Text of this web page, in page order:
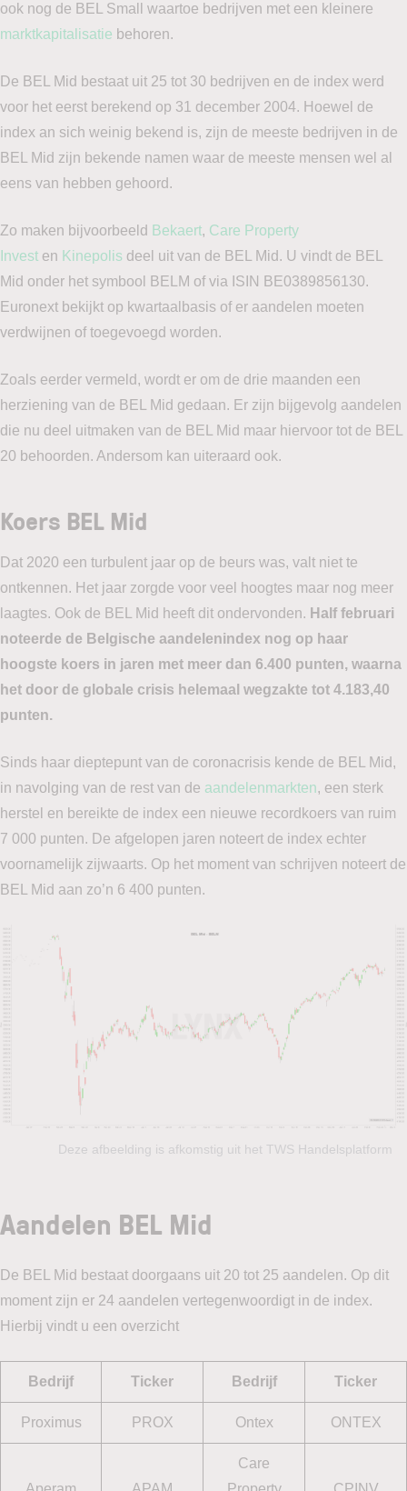
ook nog de BEL Small waartoe bedrijven met een kleinere
marktkapitalisatie behoren.
De BEL Mid bestaat uit 25 tot 30 bedrijven en de index werd
voor het eerst berekend op 31 december 2004. Hoewel de
index an sich weinig bekend is, zijn de meeste bedrijven in de
BEL Mid zijn bekende namen waar de meeste mensen wel al
eens van hebben gehoord.
Zo maken bijvoorbeeld Bekaert, Care Property
Invest en Kinepolis deel uit van de BEL Mid. U vindt de BEL
Mid onder het symbool BELM of via ISIN BE0389856130.
Euronext bekijkt op kwartaalbasis of er aandelen moeten
verdwijnen of toegevoegd worden.
Zoals eerder vermeld, wordt er om de drie maanden een
herziening van de BEL Mid gedaan. Er zijn bijgevolg aandelen
die nu deel uitmaken van de BEL Mid maar hiervoor tot de BEL
20 behoorden. Andersom kan uiteraard ook.
Koers BEL Mid
Dat 2020 een turbulent jaar op de beurs was, valt niet te
ontkennen. Het jaar zorgde voor veel hoogtes maar nog meer
laagtes. Ook de BEL Mid heeft dit ondervonden. Half februari
noteerde de Belgische aandelenindex nog op haar
hoogste koers in jaren met meer dan 6.400 punten, waarna
het door de globale crisis helemaal wegzakte tot 4.183,40
punten.
Sinds haar dieptepunt van de coronacrisis kende de BEL Mid,
in navolging van de rest van de aandelenmarkten, een sterk
herstel en bereikte de index een nieuwe recordkoers van ruim
7 000 punten. De afgelopen jaren noteert de index echter
voornamelijk zijwaarts. Op het moment van schrijven noteert de
BEL Mid aan zo’n 6 400 punten.
Deze afbeelding is afkomstig uit het TWS Handelsplatform
Aandelen BEL Mid
De BEL Mid bestaat doorgaans uit 20 tot 25 aandelen. Op dit
moment zijn er 24 aandelen vertegenwoordigt in de index.
Hierbij vindt u een overzicht
Bedrijf Ticker Bedrijf Ticker
Proximus PROX Ontex ONTEX
Care